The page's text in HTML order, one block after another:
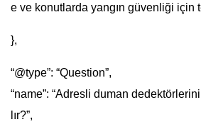
e ve konutlarda yangın güvenliği için
},
“@type”: “Question”,
“name”: “Adresli duman
lır?”,